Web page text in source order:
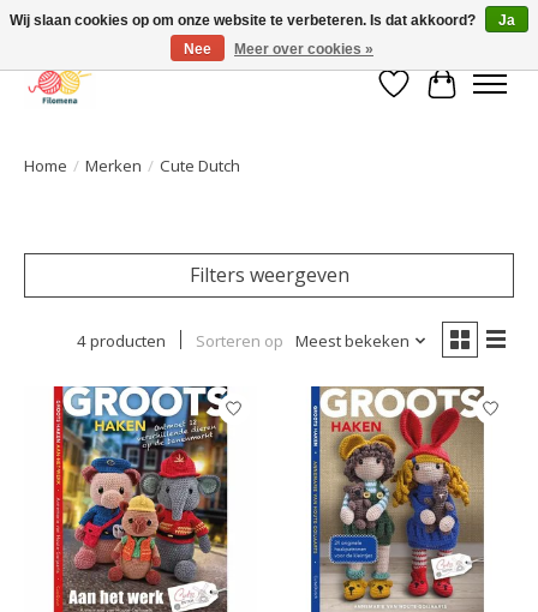
Verlanglijst
Home / Merken / Cute Dutch
Filters weergeven
4 producten Sorteren op Meest bekeken
Wij slaan cookies op om onze website te verbeteren. Is dat akkoord?
Ja
Nee
Meer over cookies »